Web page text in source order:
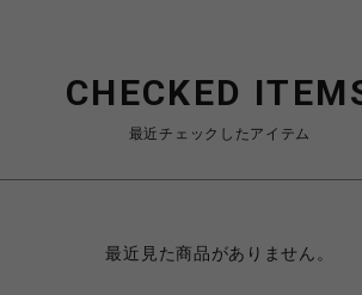
CHECKED
最近チェックしたアイテム
最近見た商品がありません。